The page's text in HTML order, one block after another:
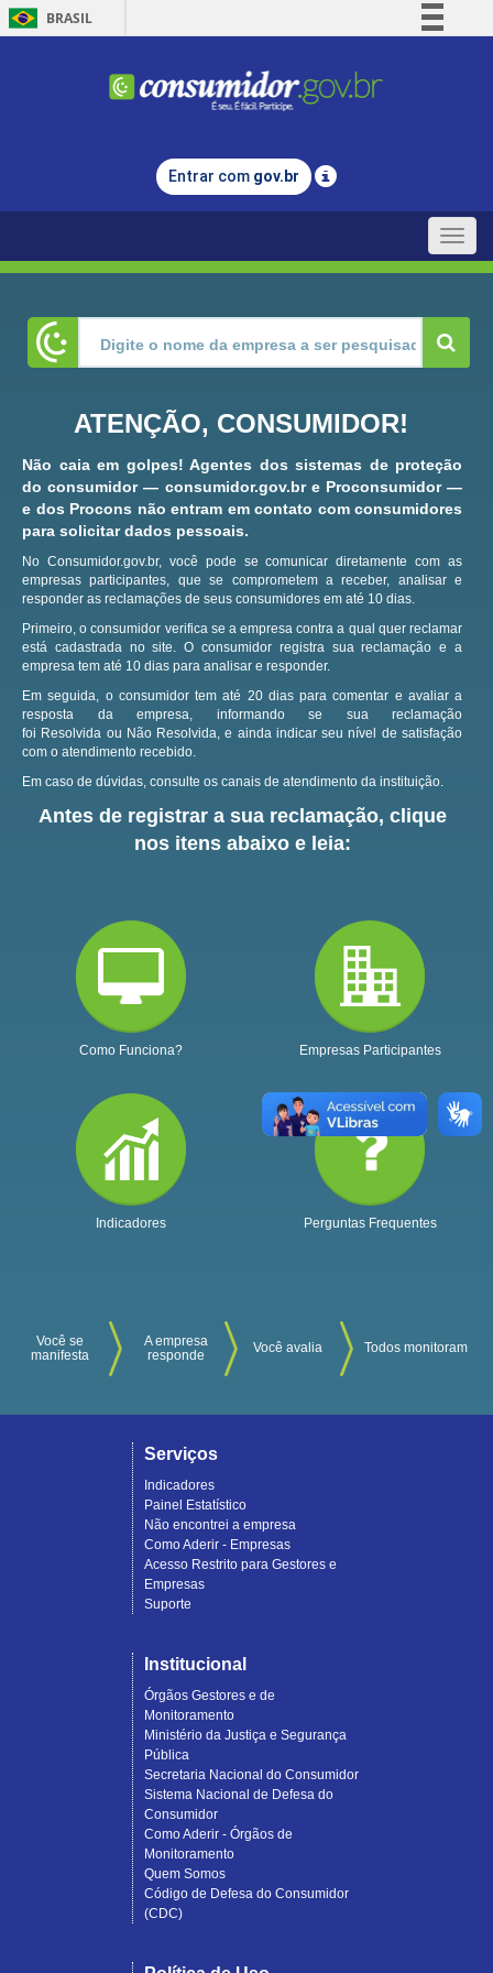
BRASIL
Comunica BR
Legislação
Entrar com gov.br
Toggle
ATENÇÃO, CONSUMIDOR!
Não caia em golpes! Agentes dos sistemas de proteção
do consumidor — consumidor.gov.br e Proconsumidor —
e dos Procons não entram em contato com consumidores
para solicitar dados pessoais.
No Consumidor.gov.br, você pode se comunicar diretamente com as
empresas participantes, que se comprometem a receber, analisar e
responder as reclamações de seus consumidores em até 10 dias.
Primeiro, o consumidor verifica se a empresa contra a qual quer reclamar
está cadastrada no site.O consumidor registra sua reclamação e a
empresa tem até 10 dias para analisar e responder.
Em seguida, o consumidor tem até 20 dias para comentar e avaliar a
resposta da empresa, informando se sua reclamação
foi Resolvida ou Não Resolvida, e ainda indicar seu nível de satisfação
com o atendimento recebido.
Em caso de dúvidas, consulte os canais de atendimento da instituição.
Antes de registrar a sua reclamação, clique
nos itens abaixo e leia:
Como Funciona? Empresas Participantes
Indicadores Perguntas Frequentes
Você se
manifesta
A empresa
responde
Você avalia Todos monitoram
Serviços
Indicadores
Painel Estatístico
Não encontrei a empresa
Como Aderir - Empresas
Acesso Restrito para Gestores e
Empresas
Suporte
Institucional
Órgãos Gestores e de
Monitoramento
Ministério da Justiça e Segurança
Pública
Secretaria Nacional do Consumidor
Sistema Nacional de Defesa do
Consumidor
Como Aderir - Órgãos de
Monitoramento
Quem Somos
Código de Defesa do Consumidor
(CDC)